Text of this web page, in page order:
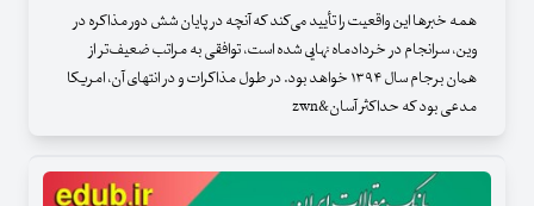
همه خبرها این واقعیت را تأیید می‌کند که آنچه در پایان شش دور مذاکره در
وین، سرانجام در خردادماه نهایی شده است، توافقی به‌ مراتب ضعیف‌تر از
همان برجام سال ۱۳۹۴ خواهد بود. در طول مذاکرات و در انتهای آن، امریکا
مدعی بود که حداکثر آسان&zwn